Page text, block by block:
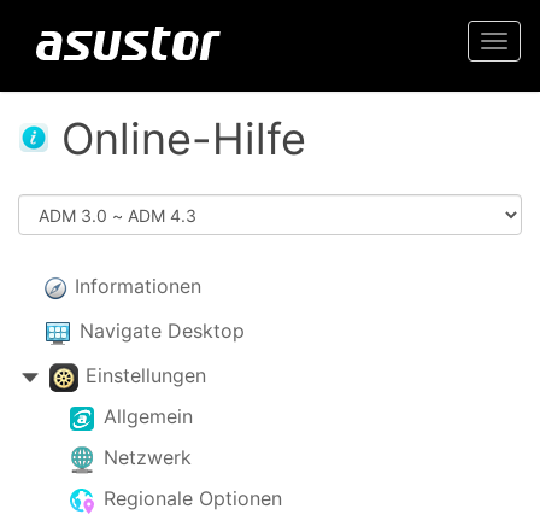
Online-Hilfe
Informationen
Navigate Desktop
Einstellungen
Allgemein
Netzwerk
Regionale Optionen